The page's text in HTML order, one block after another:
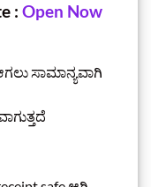
: Open Now
ಸಾಮಾನ್ಯವಾಗಿ